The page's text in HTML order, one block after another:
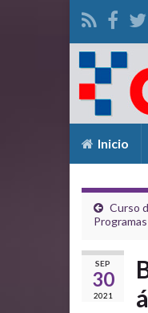
Inicio
Curso
SEP
30
2021